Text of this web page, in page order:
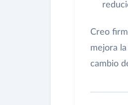
Creo
mejora
cambio